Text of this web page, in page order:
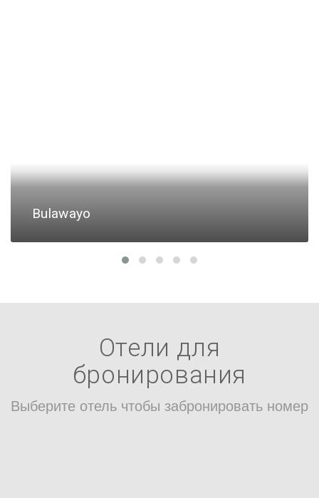
Bulawayo
Отели для
бронирования
Выберите отель чтобы забронировать номер